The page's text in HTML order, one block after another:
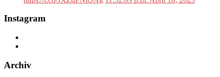
Instagram
Archiv